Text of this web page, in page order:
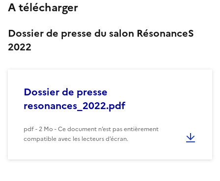
A télécharger
Dossier de presse du salon RésonanceS
2022
Dossier de presse
resonances_2022.pdf
pdf - 2 Mo - Ce document n’est pas entièrement
compatible avec les lecteurs d’écran.